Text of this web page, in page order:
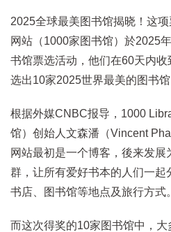
2025全球最美图书馆揭晓！这
网站（1000家图书馆）於2025
书馆票选活动，他们在60天内
选出10家2025世界最美的图书馆
根据外媒CNBC报导，1000
馆）创始人文森潘（Vincent
网站最初是一个博客，後来发
群，让所有爱好书本的人们一起
书店、图书馆等地点及旅行方式。
而这次得奖的10家图书馆中，